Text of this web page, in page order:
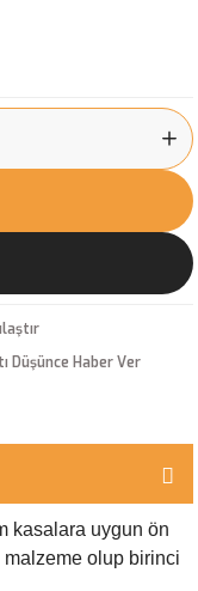
Düşünce Haber Ver
kasalara uygun ön
malzeme olup birinci